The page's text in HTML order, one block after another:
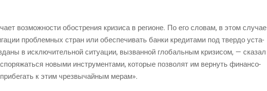
воз­мож­но­сти обостре­ния кри­зи­са в реги­оне. По его сло­вам, в этом слу­чае
про­блем­ных стран или обес­пе­чи­вать бан­ки кре­ди­та­ми под твер­до уста­
в исклю­чи­тель­ной ситу­а­ции, вызван­ной гло­баль­ным кри­зи­сом, — ска­зал
новы­ми инстру­мен­та­ми, кото­рые поз­во­лят им вер­нуть финан­со­
к этим чрез­вы­чай­ным мерам».